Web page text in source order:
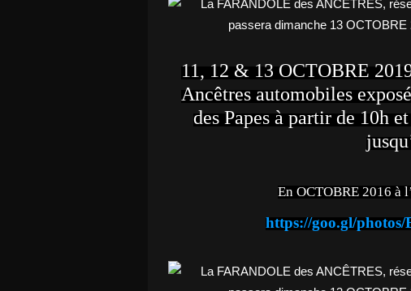
11, 12 & 13 OCTOBRE
Ancêtres automobiles
des Papes à partir de 10h
En OCTOBRE 2016 à
https://goo.gl/